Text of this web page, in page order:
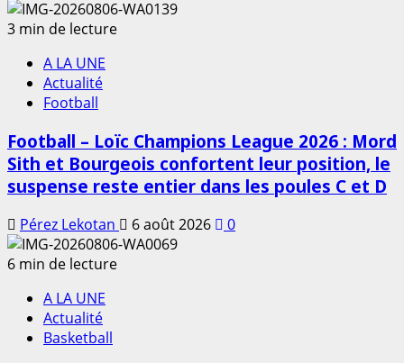
3 min de lecture
A LA UNE
Actualité
Football
Football – Loïc Champions League 2026 : Mord
Sith et Bourgeois confortent leur position, le
suspense reste entier dans les poules C et D
Pérez Lekotan 6 août 2026
0
6 min de lecture
A LA UNE
Actualité
Basketball